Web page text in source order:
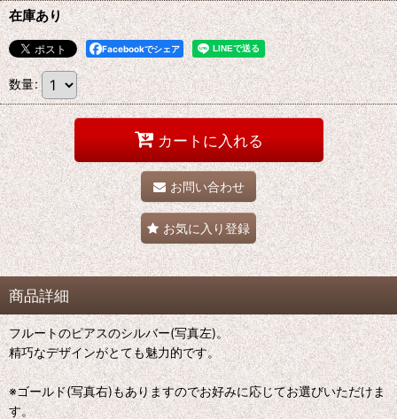
在庫あり
Facebookでシェア
数量:
カートに入れる
お問い合わせ
お気に入り登録
商品詳細
フルートのピアスのシルバー(写真左)。
精巧なデザインがとても魅力的です。
※ゴールド(写真右)もありますのでお好みに応じてお選びいただけま
す。